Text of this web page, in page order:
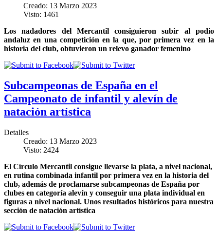
Creado: 13 Marzo 2023
Visto: 1461
Los nadadores del Mercantil consiguieron subir al podio
andaluz en una competición en la que, por primera vez en la
historia del club, obtuvieron un relevo ganador femenino
Subcampeonas de España en el
Campeonato de infantil y alevín de
natación artística
Detalles
Creado: 13 Marzo 2023
Visto: 2424
El Círculo Mercantil consigue llevarse la plata, a nivel nacional,
en rutina combinada infantil por primera vez en la historia del
club, además de proclamarse subcampeonas de España por
clubes en categoría alevín y conseguir una plata individual en
figuras a nivel nacional. Unos resultados históricos para nuestra
sección de natación artística